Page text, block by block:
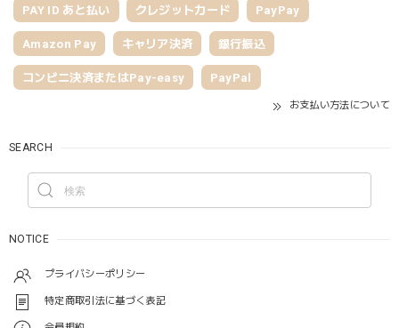
PAY ID あと払い クレジットカード PayPay
Amazon Pay キャリア決済 銀行振込
コンビニ決済またはPay-easy PayPal
お支払い方法について
SEARCH
NOTICE
プライバシーポリシー
特定商取引法に基づく表記